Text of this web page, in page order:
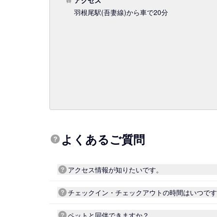
羽根尾駅(吾妻線)から車で20分
よくあるご質問
アクセス情報が知りたいです。
チェックイン・チェックアウトの時間はいつで
ペットと同伴できますか？